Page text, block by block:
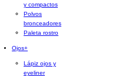
y compactos
Polvos
bronceadores
Paleta rostro
Ojos+
Lápiz ojos y
eyeliner